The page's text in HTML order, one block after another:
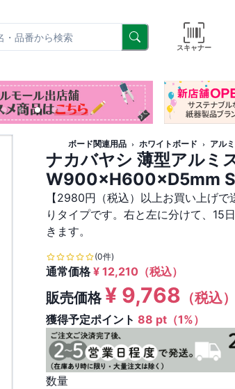
スキャナー
ボード関連用品 ホワイトボード アル
ナカバヤシ 薄型アルミ
W900×H600×D5mm
【2980円（税込）以上お買い上げ
りタイプです。右と左に分けて、15
きます。
(0件)
通常価格¥ 12,210 （税込）
販売価格¥ 9,768 （税込）
獲得予定ポイント 88 pt（1%）
数量